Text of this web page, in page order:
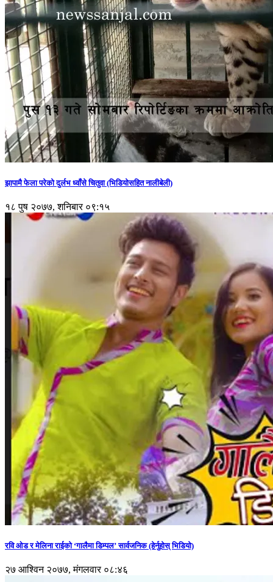
झापामै फेला परेको दुर्लभ ध्वाँसे चितुवा (भिडियोसहित नालीबेली)
१८ पुष २०७७, शनिबार ०९:१५
रवि ओड र मेलिना राईको ‘गालैमा डिम्पल’ सार्वजनिक (हेर्नुहोस् भिडियो)
२७ आश्विन २०७७, मंगलवार ०८:४६